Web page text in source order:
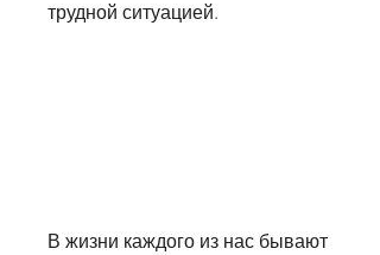
трудной ситуацией.
В жизни каждого из нас бывают